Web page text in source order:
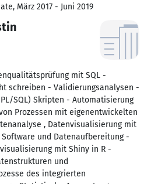
März 2017 - Juni 2019
mit SQL -
schreiben - Validierungsanalysen -
SQL) Skripten - Automatisierung
Prozessen mit eigenentwickelten
, Datenvisualisierung mit
und Datenaufbereitung -
mit Shiny in R -
und
des integrierten